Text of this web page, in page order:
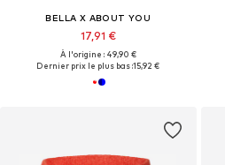
BELLA X ABOUT YOU
17,91 €
À l'origine : 49,90 €
Dernier prix le plus bas :15,92 €